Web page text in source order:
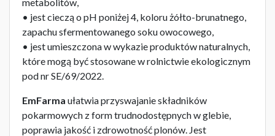
• jest cieczą o pH poniżej 4, koloru żółto-brunatnego,
zapachu sfermentowanego soku owocowego,
• jest umieszczona w wykazie produktów naturalnych,
które mogą być stosowane w rolnictwie ekologicznym
pod nr SE/69/2022.
EmFarma ułatwia przyswajanie składników
pokarmowych z form trudnodostępnych w glebie,
poprawia jakość i zdrowotność plonów. Jest